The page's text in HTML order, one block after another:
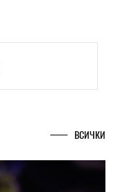
ВСИЧКИ